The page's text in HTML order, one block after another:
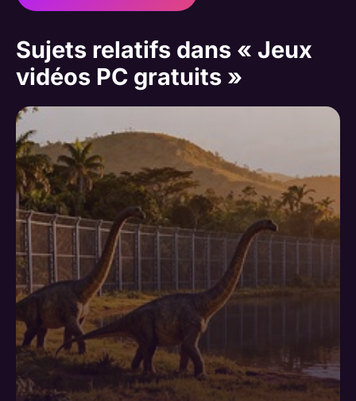
Sujets relatifs dans « Jeux
vidéos PC gratuits »